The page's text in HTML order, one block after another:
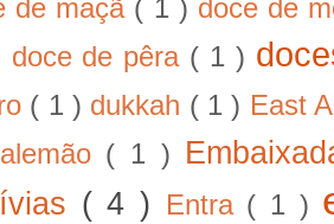
de maçã ( 1 ) doce de
doce de pêra ( 1 )
( 1 ) dukkah ( 1 ) East
( 1 )
( 4 ) Entra ( 1 )